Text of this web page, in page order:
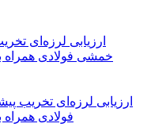
ارزیابی لرزه‌ای تخریب
فولادی